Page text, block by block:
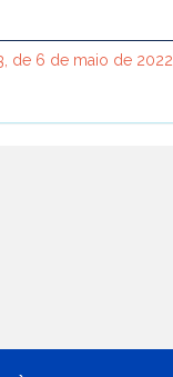
de 6 de maio de 2022